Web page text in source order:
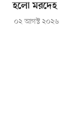
হলো মরদেহ
০২ আগস্ট ২০২৬